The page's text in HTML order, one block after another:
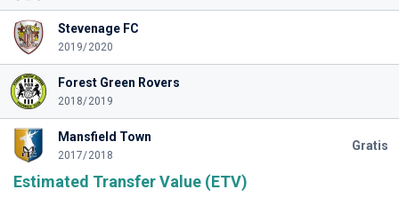
Stevenage FC
2019/2020
Forest Green Rovers
2018/2019
Mansfield Town
2017/2018
Gratis
Estimated Transfer Value (ETV)